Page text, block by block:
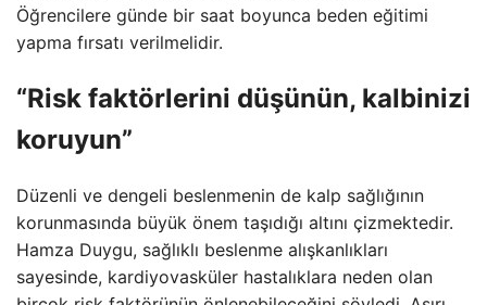
Öğrencilere günde bir saat boyunca beden eğitimi
yapma fırsatı verilmelidir.
“Risk faktörlerini düşünün, kalbinizi
koruyun”
Düzenli ve dengeli beslenmenin de kalp sağlığının
korunmasında büyük önem taşıdığı altını çizmektedir.
Hamza Duygu, sağlıklı beslenme alışkanlıkları
sayesinde, kardiyovasküler hastalıklara neden olan